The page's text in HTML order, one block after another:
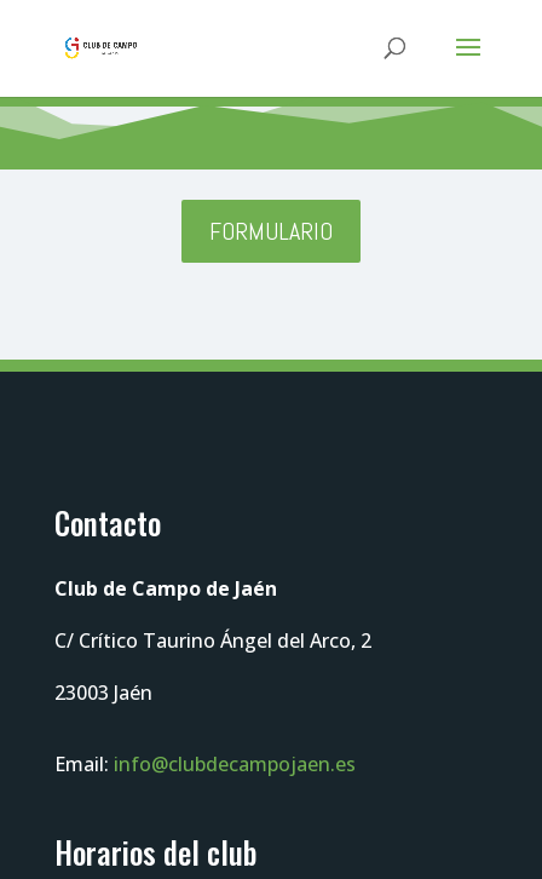
FORMULARIO
Contacto
Club de Campo de Jaén
C/ Crítico Taurino Ángel del Arco, 2
23003 Jaén
Email: info@clubdecampojaen.es
Horarios del club